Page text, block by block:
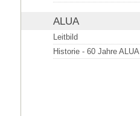
ALUA
Leitbild
Historie - 60 Jahre ALUA